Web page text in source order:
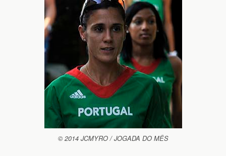
© 2014 JCMYRO / JOGADA DO MÊS